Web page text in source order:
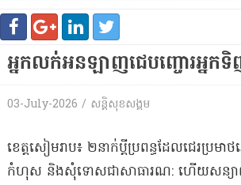
អ្នកលក់​អន​ឡាញ​ជេ​បញ្ចោរ​អ្នក
03-July-2026 / សន្តិសុខសង្គម
ខេត្តសៀមរាប​៖ ២​នាក់​ប្តី​ប្រពន្ធ​ដែល​ជេរប្រ
កំហុស និង​សុំទោស​ជា​សាធារណ​: ហើយ​សន្យា​